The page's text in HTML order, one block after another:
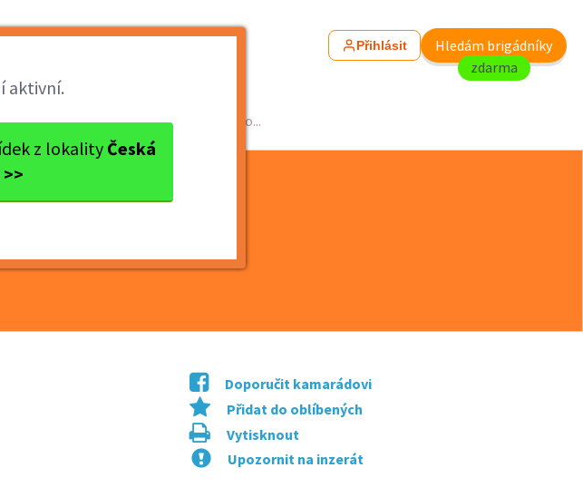
Přihlásit
Hledám brigádníky
zdarma
aktivní.
z lokality Česká
Přijmeme kuchaře/ku nebo po...
Doporučit kamarádovi
Přidat do oblíbených
Vytisknout
Upozornit na inzerát